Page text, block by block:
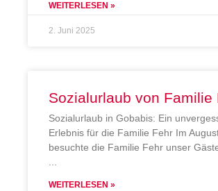
WEITERLESEN »
2. Juni 2025
Sozialurlaub von Familie
Sozialurlaub in Gobabis: Ein
Erlebnis für die Familie Fehr Im
besuchte die Familie Fehr unser
WEITERLESEN »